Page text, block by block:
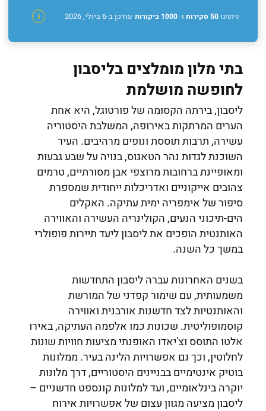
ניתחנו50 סקירות ו- 1000 ביקורות i עודכן ב-6 ביולי, 2026
בתי מלון מומלצים בליסבון
לחופשה מושלמת
ליסבון, בירתה הקסומה של פורטוגל, היא אחת
הערים המרתקות באירופה, המשלבת היסטוריה
עשירה, תרבות תוססת ונופים מרהיבים. העיר
השוכנת לגדות נהר הטאגוס, בנויה על שבע גבעות
ומאופיינת ברחובות מרוצפי אבן מסורתיים, טרמים
צהובים אייקוניים ואדריכלות ייחודית שמספרת
סיפור של אימפריה ימית עתיקה. האקלים
הים-תיכוני הנעים, הקולינריה העשירה והאווירה
האותנטית הופכים את ליסבון ליעד תיירות פופולרי
במשך כל השנה.
בשנים האחרונות עברה ליסבון התחדשות
משמעותית, עם שימור קפדני של המורשת
והאותנטיות לצד חדשנות אורבנית ואווירה
קוסמופוליטית. שכונות כמו אלפמה העתיקה, באירו
אלטו התוסס וצ'יאדו האופנתי מציעות חוויות שונות
לחלוטין, וכך גם אפשרויות הלינה בעיר. ממלונות
בוטיק אינטימיים בבניינים היסטוריים, דרך מלונות
יוקרה בינלאומיים, ועד למלונות קונספט חדשניים –
ליסבון מציעה מגוון עצום של אפשרויות אירוח